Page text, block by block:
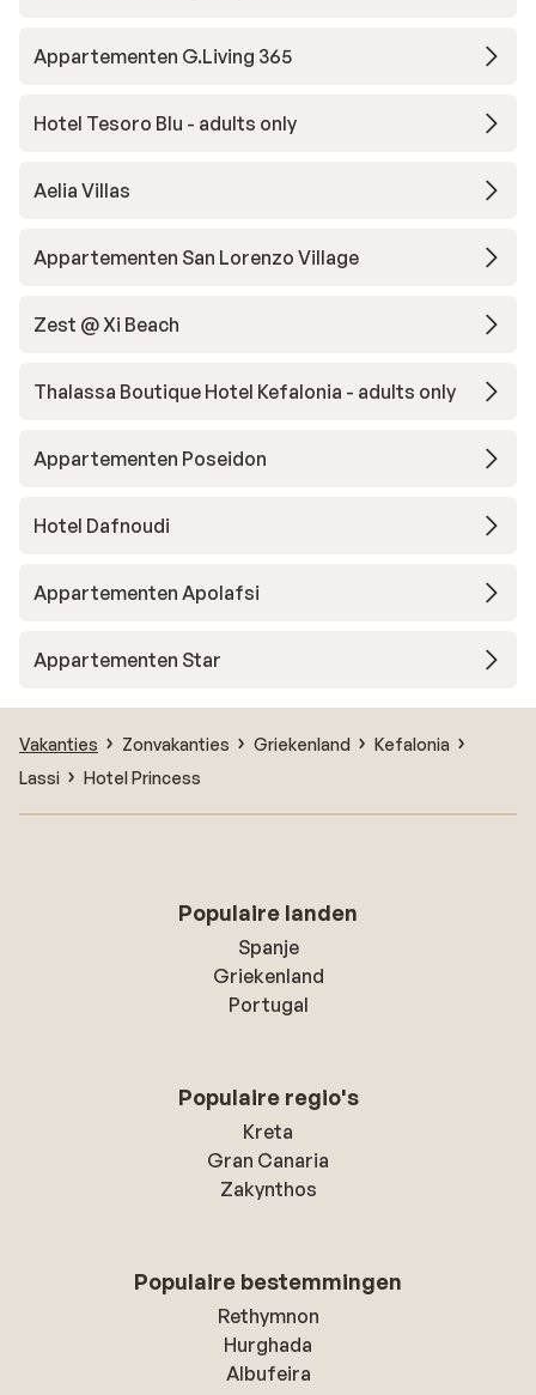
Appartementen G.Living 365
Hotel Tesoro Blu - adults only
Aelia Villas
Appartementen San Lorenzo Village
Zest @ Xi Beach
Thalassa Boutique Hotel Kefalonia - adults only
Appartementen Poseidon
Hotel Dafnoudi
Appartementen Apolafsi
Appartementen Star
Vakanties Zonvakanties Griekenland
Kefalonia
Lassi
Hotel Princess
Populaire landen
Spanje
Griekenland
Portugal
Populaire regio's
Kreta
Gran Canaria
Zakynthos
Populaire bestemmingen
Rethymnon
Hurghada
Albufeira